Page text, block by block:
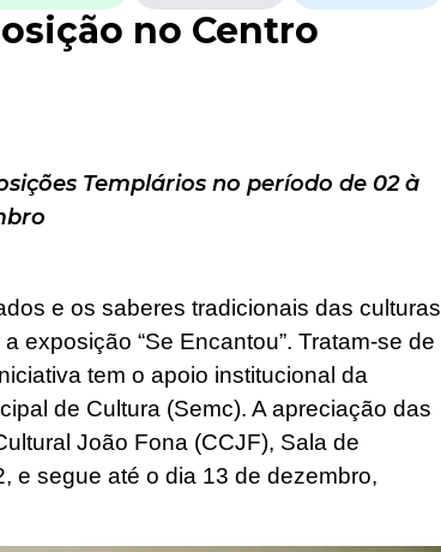
no Centro
Templários no período de 02 à
e os saberes tradicionais das culturas
exposição “Se Encantou”. Tratam-se de
tem o apoio institucional da
de Cultura (Semc). A apreciação das
João Fona (CCJF), Sala de
e segue até o dia 13 de dezembro,